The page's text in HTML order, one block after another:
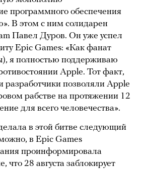
программного обеспечения
В этом с ним солидарен
Павел Дуров. Он уже успел
Epic Games: «Как фанат
я полностью поддерживаю
Apple. Тот факт,
разработчики позволяли Apple
рабстве на протяжении 12
для всего человечества».
в этой битве следующий
в Epic Games
проинформировала
что 28 августа заблокирует